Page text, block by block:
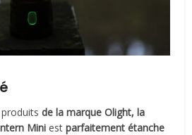
produitsde la marque Olight, la
Miniestparfaitement étanche